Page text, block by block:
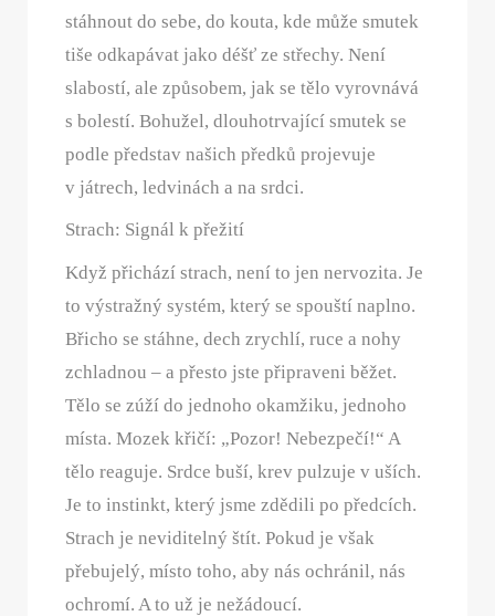
stáhnout do sebe, do kouta, kde může smutek
tiše odkapávat jako déšť ze střechy. Není
slabostí, ale způsobem, jak se tělo vyrovnává
s bolestí. Bohužel, dlouhotrvající smutek se
podle představ našich předků projevuje
v játrech, ledvinách a na srdci.
Strach: Signál k přežití
Když přichází strach, není to jen nervozita. Je
to výstražný systém, který se spouští naplno.
Břicho se stáhne, dech zrychlí, ruce a nohy
zchladnou – a přesto jste připraveni běžet.
Tělo se zúží do jednoho okamžiku, jednoho
místa. Mozek křičí: „Pozor! Nebezpečí!“ A
tělo reaguje. Srdce buší, krev pulzuje v uších.
Je to instinkt, který jsme zdědili po předcích.
Strach je neviditelný štít. Pokud je však
přebujelý, místo toho, aby nás ochránil, nás
ochromí. A to už je nežádoucí.